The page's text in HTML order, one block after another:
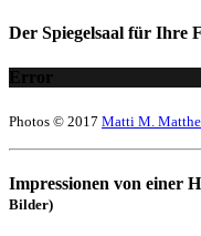
Der Spiegelsaal für Ihre
Error
Photos © 2017 Matti M.
Impressionen von einer
Bilder)